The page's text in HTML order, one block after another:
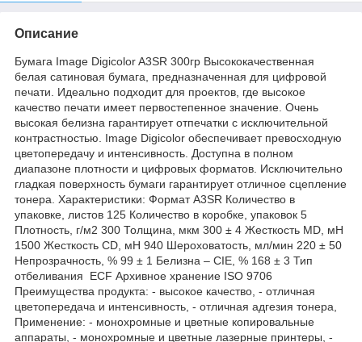
Описание
Бумага Image Digicolor A3SR 300гр Высококачественная
белая сатиновая бумага, предназначенная для цифровой
печати. Идеально подходит для проектов, где высокое
качество печати имеет первостепенное значение. Очень
высокая белизна гарантирует отпечатки с исключительной
контрастностью. Image Digicolor обеспечивает превосходную
цветопередачу и интенсивность. Доступна в полном
диапазоне плотности и цифровых форматов. Исключительно
гладкая поверхность бумаги гарантирует отличное сцепление
тонера. Характеристики: Формат А3SR Количество в
упаковке, листов 125 Количество в коробке, упаковок 5
Плотность, г/м2 300 Толщина, мкм 300 ± 4 Жесткость МD, мН
1500 Жесткость СD, мН 940 Шероховатость, мл/мин 220 ± 50
Непрозрачность, % 99 ± 1 Белизна – CIE, % 168 ± 3 Тип
отбеливания ECF Архивное хранение ISO 9706
Преимущества продукта: - высокое качество, - отличная
цветопередача и интенсивность, - отличная адгезия тонера,
Применение: - монохромные и цветные копировальные
аппараты, - монохромные и цветные лазерные принтеры, -